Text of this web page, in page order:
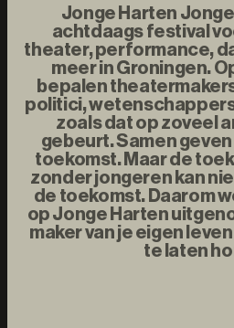
Jonge Harten
achtdaags festival
theater, performance,
meer in Groningen.
bepalen
politici,
zoals dat op zoveel
gebeurt. Samen
toekomst. Maar de
zonder jongeren kan
de toekomst. Daarom
op Jonge Harten
maker van je eigen
te laten